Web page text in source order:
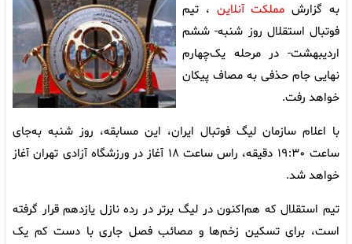
به گزارش مملکت آنلاین ، تیم
فوتبال استقلال روز شنبه- ششم
اردیبهشت- در مرحله یک‌چهارم
نهایی جام حذفی به مصاف پیکان
خواهد رفت.
با اعلام سازمان لیگ فوتبال ایران، این مسابقه، روز شنبه به‌جای
ساعت ۱۹:۳۰ دقیقه، راس ساعت ۱۸ آغاز در ورزشگاه آزادی تهران آغاز
خواهد شد.
تیم استقلال که هم‌اکنون در لیگ برتر در رده نازل یازدهم قرار گرفته
است، برای تسکین زخم‌ها و مصائب فصل جاری با دست کم یک